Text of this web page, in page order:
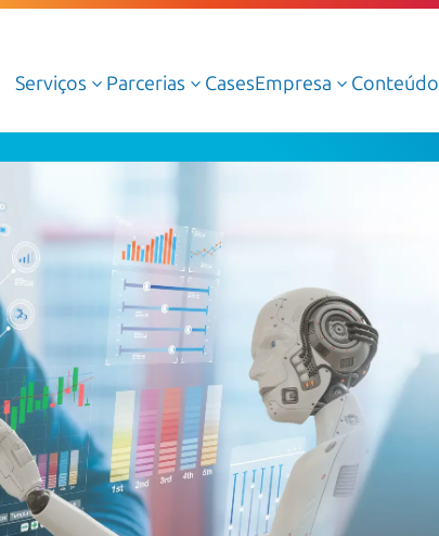
Serviços 3
Serviços Profissionais de Cloud
Cloud AWS
Cloud Oracle
Google Cloud
Dedalus Argos
Dados e IA Azure
Atlas Dedalus
Parcerias 3 CasesEmpresa 3 Conteúdo